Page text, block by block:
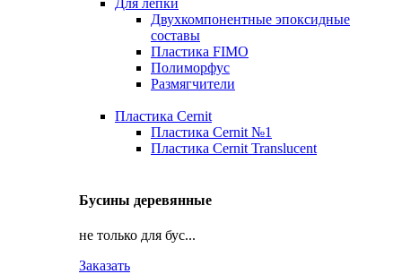
Для лепки
Двухкомпонентные эпоксидные
составы
Пластика FIMO
Полиморфус
Размягчители
Пластика Cernit
Пластика Cernit №1
Пластика Cernit Translucent
Бусины деревянные
не только для бус...
Заказать